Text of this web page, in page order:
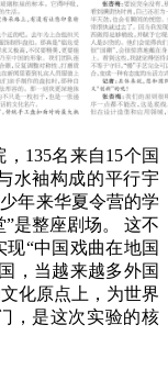
135名来自15个国
水袖构成的平行宇
年来华夏令营的学
”是整座剧场。 这不
“中国戏曲在地国
，当越来越多外国
化原点上，为世界
，是这次实验的核